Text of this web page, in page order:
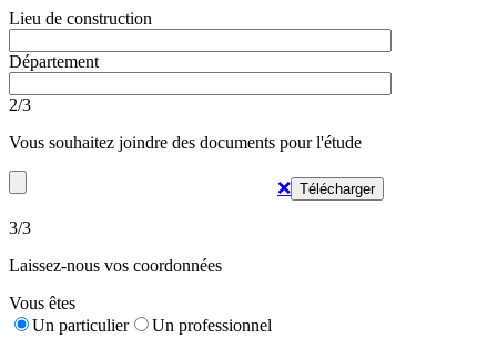
Lieu de construction
Département
2/3
Vous souhaitez joindre des documents pour l'étude
❌
3/3
Laissez-nous vos coordonnées
Vous êtes
Un particulier
Un professionnel